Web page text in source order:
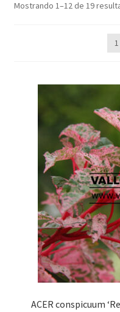
Mostrando 1–12 de 19
1
ACER conspicuum